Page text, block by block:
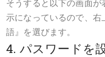
そうすると以下の画面
示になっているので、
語』を選びます。
4. パスワードを